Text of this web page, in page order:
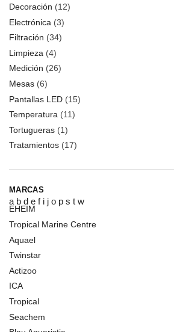
Decoración (12)
Electrónica (3)
Filtración (34)
Limpieza (4)
Medición (26)
Mesas (6)
Pantallas LED (15)
Temperatura (11)
Tortugueras (1)
Tratamientos (17)
MARCAS
a b d e f i j o p s t w
EHEIM
Tropical Marine Centre
Aquael
Twinstar
Actizoo
ICA
Tropical
Seachem